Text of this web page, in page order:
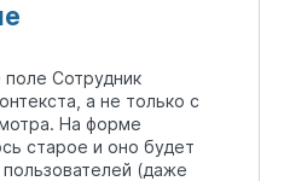
Сотрудник
а не только с
На форме
старое и оно будет
(даже